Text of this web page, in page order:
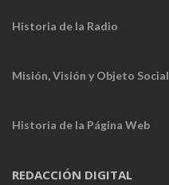
Historia de la Radio
Misión, Visión y Objeto Social
Historia de la Página Web
REDACCIÓN DIGITAL